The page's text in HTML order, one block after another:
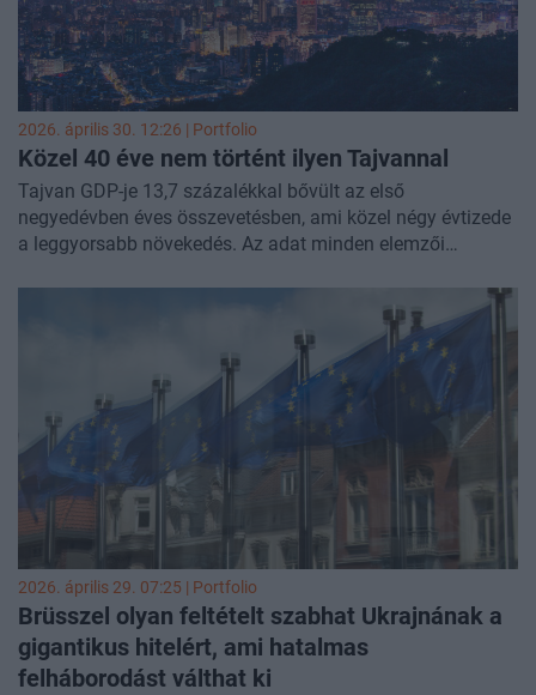
2026. április 30. 12:26 | Portfolio
Közel 40 éve nem történt ilyen Tajvannal
Tajvan GDP-je 13,7 százalékkal bővült az első
negyedévben éves összevetésben, ami közel négy évtizede
a leggyorsabb növekedés. Az adat minden elemzői
2026. április 29. 07:25 | Portfolio
Brüsszel olyan feltételt szabhat Ukrajnának a
gigantikus hitelért, ami hatalmas
felháborodást válthat ki